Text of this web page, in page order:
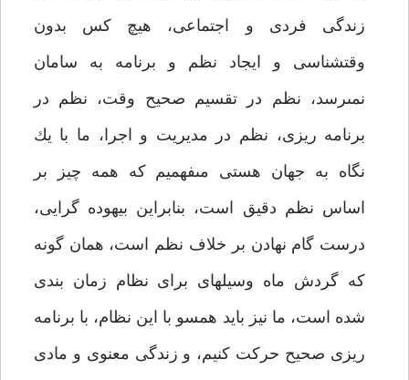
زندگى فردى و اجتماعى، هيچ كس بدون
وقت‏شناسى و ايجاد نظم و برنامه به سامان
نمى‏رسد، نظم در تقسيم صحيح وقت، نظم در
برنامه ريزى، نظم در مديريت و اجرا، ما با يك
نگاه به جهان هستى مى‏فهميم كه همه چيز بر
اساس نظم دقيق است، بنابراين بيهوده گرايى،
درست گام نهادن بر خلاف نظم است، همان گونه
كه گردش ماه وسيله‏اى براى نظام زمان بندى
شده است، ما نيز بايد همسو با اين نظام، با برنامه
ريزى صحيح حركت كنيم، و زندگى معنوى و مادى